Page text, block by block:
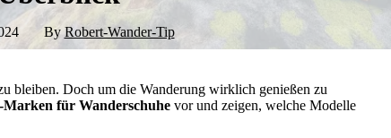
By Robert-Wander-Tip
bleiben. Doch um die Wanderung wirklich genießen zu
Marken für Wanderschuhe vor und zeigen, welche Modelle